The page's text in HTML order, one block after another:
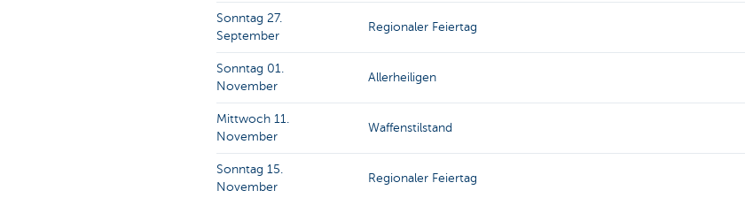
Sonntag 27.
September
Regionaler Feiertag
Sonntag 01.
November
Allerheiligen
Mittwoch 11.
November
Waffenstilstand
Sonntag 15.
November
Regionaler Feiertag